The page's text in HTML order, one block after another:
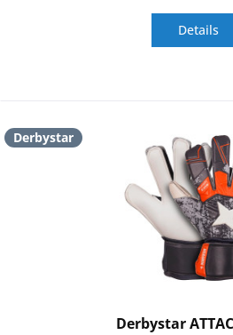
Details
Derbystar
Derbystar